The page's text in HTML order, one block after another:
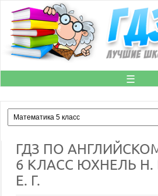
☰
ГДЗ ПО
6 КЛАСС ЮХНЕЛЬ
Е. Г.